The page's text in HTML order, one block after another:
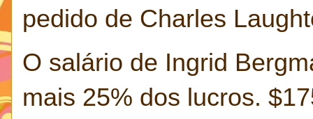
pedido de Charles
O salário de Ingrid
mais 25% dos lucros.